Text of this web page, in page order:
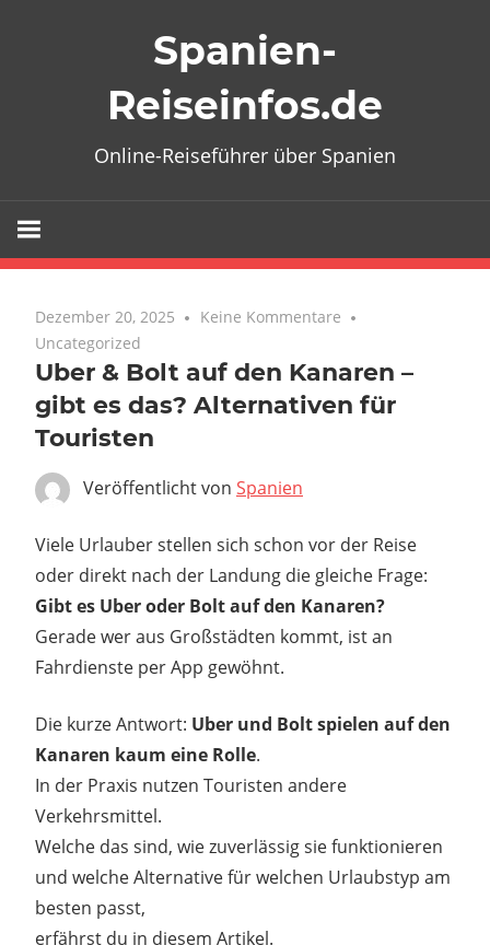
Spanien-
Reiseinfos.de
Online-Reiseführer über Spanien
Dezember 20, 2025
Keine Kommentare
Uncategorized
Uber & Bolt auf den Kanaren –
gibt es das? Alternativen für
Touristen
Veröffentlicht von Spanien
Viele Urlauber stellen sich schon vor der Reise
oder direkt nach der Landung die gleiche Frage:
Gibt es Uber oder Bolt auf den Kanaren?
Gerade wer aus Großstädten kommt, ist an
Fahrdienste per App gewöhnt.
Die kurze Antwort: Uber und Bolt spielen auf den
Kanaren kaum eine Rolle.
In der Praxis nutzen Touristen andere
Verkehrsmittel.
Welche das sind, wie zuverlässig sie funktionieren
und welche Alternative für welchen Urlaubstyp am
besten passt,
erfährst du in diesem Artikel.